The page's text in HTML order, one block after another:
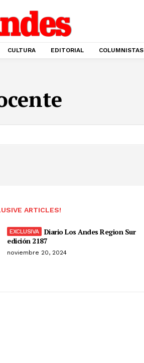
CULTURA EDITORIAL COLUMNISTAS
ARTICLES!
Diario Los Andes Region Sur
edición 2187
noviembre 20, 2024